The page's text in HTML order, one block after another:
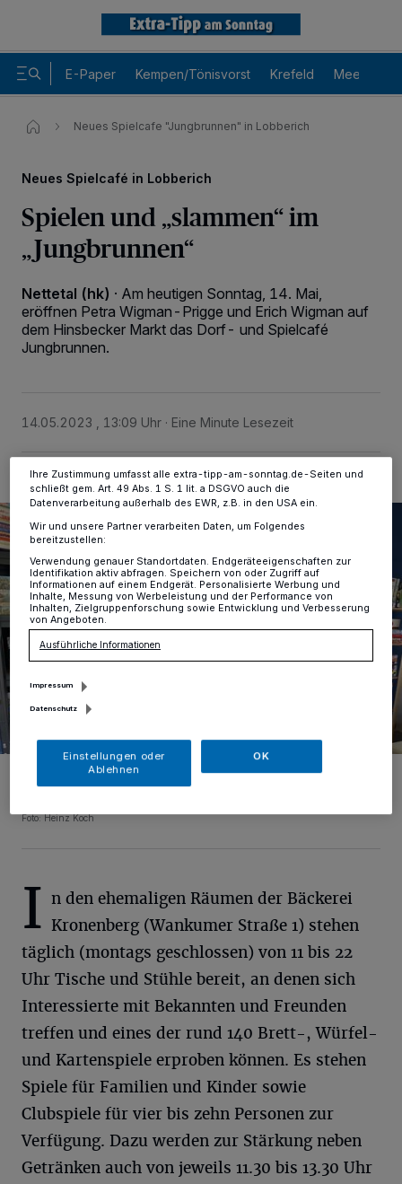
E-Paper Kempen/Tönisvorst Krefeld Meerbusch
Neues Spielcafe "Jungbrunnen" in Lobberich
Neues Spielcafé in Lobberich
Spielen und „slammen“ im
„Jungbrunnen“
Nettetal (hk) · Am heutigen Sonntag, 14. Mai,
eröffnen Petra Wigman-Prigge und Erich Wigman auf
dem Hinsbecker Markt das Dorf- und Spielcafé
Jungbrunnen.
14.05.2023 , 13:09 Uhr Eine Minute Lesezeit
Stephan Pasch und Dominik Douteil (v.l.) werden im neuen
Hinsbecker Spielecafé die neue Veranstaltung „Jüüte slamen“
Foto: Heinz Koch
I n den ehemaligen Räumen der Bäckerei
Kronenberg (Wankumer Straße 1) stehen
täglich (montags geschlossen) von 11 bis 22
Uhr Tische und Stühle bereit, an denen sich
Interessierte mit Bekannten und Freunden
treffen und eines der rund 140 Brett-, Würfel-
und Kartenspiele erproben können. Es stehen
Spiele für Familien und Kinder sowie
Clubspiele für vier bis zehn Personen zur
Verfügung. Dazu werden zur Stärkung neben
Getränken auch von jeweils 11.30 bis 13.30 Uhr
Wir und unsere218-Partner speichern und greifen auf
personenbezogene Daten wie Browserdaten oder eindeutige
Kennungen auf Ihrem Gerät zu. Durch Auswahl von OK aktivieren Sie
Tracking-Technologien für die unter „Wir und unsere Partner
verarbeiten Daten, um Ihnen Dienste bereitzustellen“ aufgeführten
Einstellungen oder Ablehnen am unteren Rand der Webseite klicken.
Informationen finden Sie in unserer Datenschutzerklärung.
Ihre Zustimmung umfasst alle extra-tipp-am-sonntag.de-Seiten und
schließt gem. Art. 49 Abs. 1 S. 1 lit. a DSGVO auch die
Datenverarbeitung außerhalb des EWR, z.B. in den USA ein.
Wir und unsere Partner verarbeiten Daten, um Folgendes
bereitzustellen:
Verwendung genauer Standortdaten. Endgeräteeigenschaften zur
Identifikation aktiv abfragen. Speichern von oder Zugriff auf
Informationen auf einem Endgerät. Personalisierte Werbung und
Inhalte, Messung von Werbeleistung und der Performance von
Inhalten, Zielgruppenforschung sowie Entwicklung und Verbesserung
von Angeboten.
Ausführliche Informationen
Impressum
Datenschutz
Einstellungen oder
Ablehnen
OK